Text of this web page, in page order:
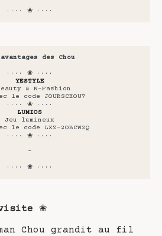
···· ❀ ····
des Chou
···· ❀ ····
YESTYLE
& K-Fashion
le code JOURSCHOU7
···· ❀ ····
LUMIOS
Jeu lumineux
le code LXZ-2OBCW2Q
···· ❀ ····
-
···· ❀ ····
❀
Chou grandit au fil